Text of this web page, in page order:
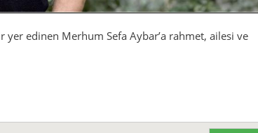
yer edinen Merhum Sefa Aybar’a rahmet, ailesi ve